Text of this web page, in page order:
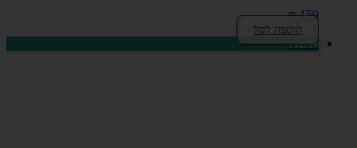
₪159
הוספה לסל
NEW